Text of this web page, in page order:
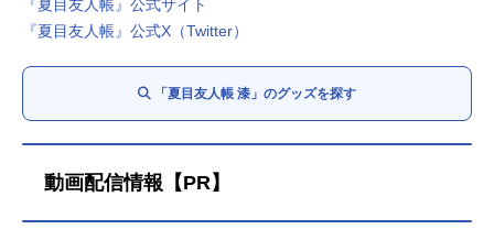
『夏目友人帳』公式サイト
『夏目友人帳』公式X（Twitter）
「夏目友人帳 漆」のグッズを探す
動画配信情報【PR】